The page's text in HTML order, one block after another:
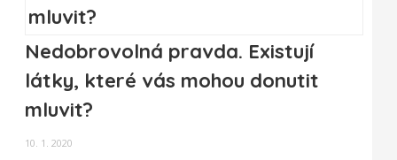
Nedobrovolná pravda. Existují
látky, které vás mohou donutit
mluvit?
10. 1. 2020